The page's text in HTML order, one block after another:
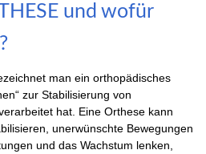
und wofür
man ein orthopädisches
zur Stabilisierung von
hat. Eine Orthese kann
unerwünschte Bewegungen
und das Wachstum lenken,